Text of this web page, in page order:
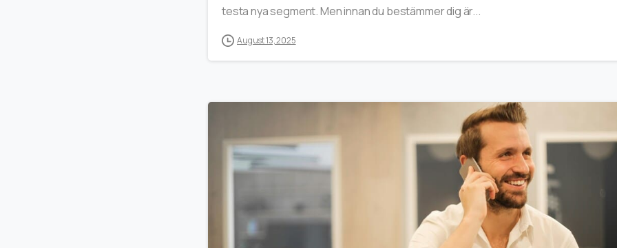
testa nya segment. Men innan du bestämmer dig är...
August 13, 2025